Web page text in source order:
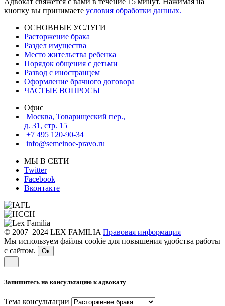
кнопку вы принимаете условия обработки данных.
ОСНОВНЫЕ УСЛУГИ
Расторжение брака
Раздел имущества
Место жительства ребенка
Порядок общения с детьми
Развод с иностранцем
Оформление брачного договора
ЧАСТЫЕ ВОПРОСЫ
Офис
Москва, Товарищеский пер.,
д. 31, стр. 15
+7 495 120-90-34
info@semeinoe-pravo.ru
МЫ В СЕТИ
Twitter
Facebook
Вконтакте
© 2007–2024 LEX FAMILIA Правовая информация
Мы используем файлы cookie для повышения удобства работы
с сайтом.
Ок
Запишитесь на консультацию к адвокату
Тема консультации